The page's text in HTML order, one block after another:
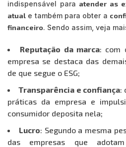
indispensável para atender as
atual e também para obter a
financeiro. Sendo assim, veja
Reputação da marca: com
empresa se destaca das
de que segue o ESG;
Transparência e confiança:
práticas da empresa e
consumidor deposita nela;
Lucro: Segundo a mesma
das empresas que